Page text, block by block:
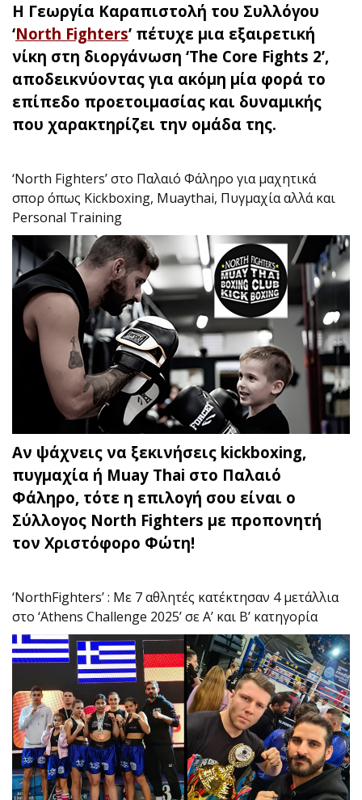
Η Γεωργία Καραπιστολή του Συλλόγου
‘North Fighters’ πέτυχε μια εξαιρετική
νίκη στη διοργάνωση ‘The Core Fights 2’,
αποδεικνύοντας για ακόμη μία φορά το
επίπεδο προετοιμασίας και δυναμικής
που χαρακτηρίζει την ομάδα της.
‘North Fighters’ στο Παλαιό Φάληρο για μαχητικά
σπορ όπως Kickboxing, Muaythai, Πυγμαχία αλλά και
Personal Training
Αν ψάχνεις να ξεκινήσεις kickboxing,
πυγμαχία ή Muay Thai στο Παλαιό
Φάληρο, τότε η επιλογή σου είναι o
Σύλλογος North Fighters με προπονητή
τον Χριστόφορο Φώτη!
‘NorthFighters’ : Με 7 αθλητές κατέκτησαν 4 μετάλλια
στο ‘Athens Challenge 2025’ σε Α’ και Β’ κατηγορία